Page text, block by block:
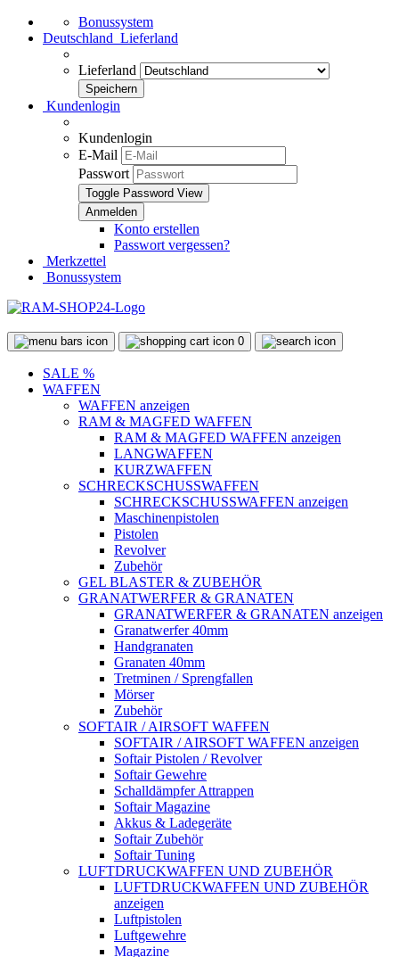
Bonussystem
Deutschland Lieferland
Lieferland
Kundenlogin
Kundenlogin
E-Mail
Passwort
Toggle Password View
Konto erstellen
Passwort vergessen?
Merkzettel
Bonussystem
0
SALE %
WAFFEN
WAFFEN anzeigen
RAM & MAGFED WAFFEN
RAM & MAGFED WAFFEN anzeigen
LANGWAFFEN
KURZWAFFEN
SCHRECKSCHUSSWAFFEN
SCHRECKSCHUSSWAFFEN anzeigen
Maschinenpistolen
Pistolen
Revolver
Zubehör
GEL BLASTER & ZUBEHÖR
GRANATWERFER & GRANATEN
GRANATWERFER & GRANATEN anzeigen
Granatwerfer 40mm
Handgranaten
Granaten 40mm
Tretminen / Sprengfallen
Mörser
Zubehör
SOFTAIR / AIRSOFT WAFFEN
SOFTAIR / AIRSOFT WAFFEN anzeigen
Softair Pistolen / Revolver
Softair Gewehre
Schalldämpfer Attrappen
Softair Magazine
Akkus & Ladegeräte
Softair Zubehör
Softair Tuning
LUFTDRUCKWAFFEN UND ZUBEHÖR
LUFTDRUCKWAFFEN UND ZUBEHÖR
anzeigen
Luftpistolen
Luftgewehre
Magazine